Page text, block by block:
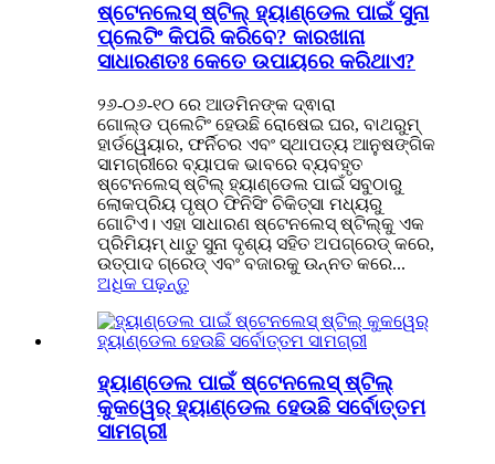
ଷ୍ଟେନଲେସ୍ ଷ୍ଟିଲ୍ ହ୍ୟାଣ୍ଡେଲ ପାଇଁ ସୁନା
ପ୍ଲେଟିଂ କିପରି କରିବେ? କାରଖାନା
ସାଧାରଣତଃ କେତେ ଉପାୟରେ କରିଥାଏ?
୨୬-୦୬-୧୦ ରେ ଆଡମିନଙ୍କ ଦ୍ଵାରା
ଗୋଲ୍ଡ ପ୍ଲେଟିଂ ହେଉଛି ରୋଷେଇ ଘର, ବାଥରୁମ୍
ହାର୍ଡୱେୟାର, ଫର୍ନିଚର ଏବଂ ସ୍ଥାପତ୍ୟ ଆନୁଷଙ୍ଗିକ
ସାମଗ୍ରୀରେ ବ୍ୟାପକ ଭାବରେ ବ୍ୟବହୃତ
ଷ୍ଟେନଲେସ୍ ଷ୍ଟିଲ୍ ହ୍ୟାଣ୍ଡେଲ ପାଇଁ ସବୁଠାରୁ
ଲୋକପ୍ରିୟ ପୃଷ୍ଠ ଫିନିସିଂ ଚିକିତ୍ସା ମଧ୍ୟରୁ
ଗୋଟିଏ। ଏହା ସାଧାରଣ ଷ୍ଟେନଲେସ୍ ଷ୍ଟିଲ୍‌କୁ ଏକ
ପ୍ରିମିୟମ୍ ଧାତୁ ସୁନା ଦୃଶ୍ୟ ସହିତ ଅପଗ୍ରେଡ୍ କରେ,
ଉତ୍ପାଦ ଗ୍ରେଡ୍ ଏବଂ ବଜାରକୁ ଉନ୍ନତ କରେ...
ଅଧିକ ପଢ଼ନ୍ତୁ
ହ୍ୟାଣ୍ଡେଲ ପାଇଁ ଷ୍ଟେନଲେସ୍ ଷ୍ଟିଲ୍
କୁକୱେର୍ ହ୍ୟାଣ୍ଡେଲ ହେଉଛି ସର୍ବୋତ୍ତମ
ସାମଗ୍ରୀ